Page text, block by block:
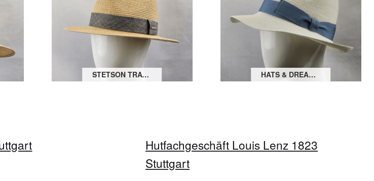
STETSON TRAVELLER TOYO HATS & DREAMS HANF BOGART
Hutfachgeschäft Louis Lenz 1823
Stuttgart